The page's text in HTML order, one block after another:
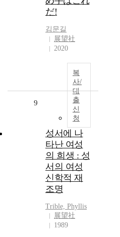
だ!
김문길
展望社
2020
복
사/
대
출
신
청
9
성서에 나
타난 여성
의 희생 : 성
서의 여성
신학적 재
조명
Trible, Phyllis
展望社
1989